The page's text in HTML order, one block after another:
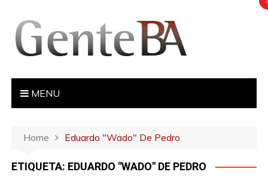
MENU
Home Eduardo "Wado" De Pedro
ETIQUETA: EDUARDO "WADO" DE PEDRO